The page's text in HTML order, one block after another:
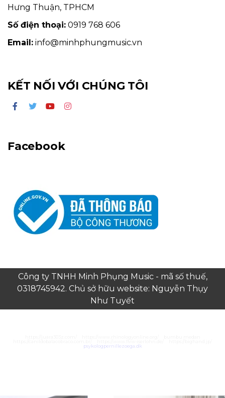
Hưng Thuận, TPHCM
Số điện thoại: 0919 768 606
Email: info@minhphungmusic.vn
KẾT NỐI VỚI CHÚNG TÔI
Facebook
Công ty TNHH Minh Phụng Music - mã số thuế,
0318745942. Chủ sở hữu website: Nguyễn Thụy
Như Tuyết
psykologpernillezoega.dk